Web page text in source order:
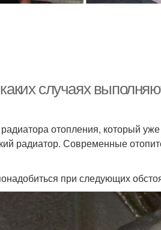
случаях
отопления, который
радиатор. Современные
при следующих